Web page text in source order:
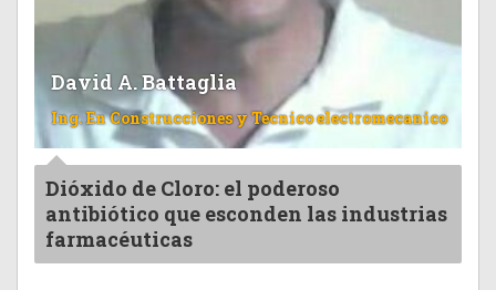
David A. Battaglia
Ing. En Construcciones y Tecnico electromecanico
Dióxido de Cloro: el poderoso
antibiótico que esconden las industrias
farmacéuticas